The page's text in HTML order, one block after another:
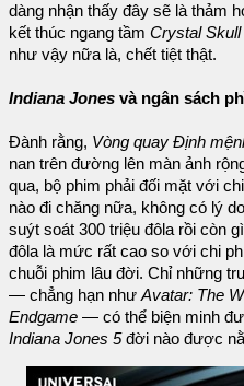
dàng nhận thấy đây sẽ là thảm
kết thúc ngang tầm Crystal Skull
như vậy nữa là, chết tiệt thật.
Indiana Jones và ngân sách
Đành rằng, Vòng quay Định
nan trên đường lên màn ảnh
qua, bộ phim phải đối mặt với
nào đi chăng nữa, không có lý
suýt soát 300 triệu đôla rồi còn
đôla là mức rất cao so với chi
chuỗi phim lâu đời. Chỉ những
— chẳng hạn nhưAvatar: The
Endgame — có thể biện minh
Indiana Jones 5đời nào được